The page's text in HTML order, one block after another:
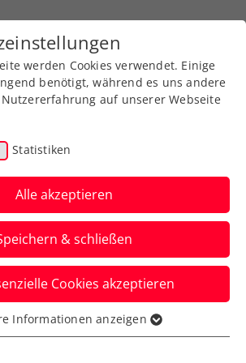
Newsübersicht
Formstarke
schrammt nur am
vorbei
Novak, Julian Platzer,
Christina
werden Cookies verwendet. Einige
benötigt, während es uns andere
auf unserer Webseite
Statistiken
Alle akzeptieren
& schließen
Cookies akzeptieren
werden für grundlegende
Informationen anzeigen